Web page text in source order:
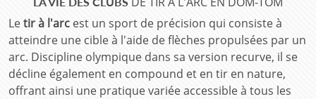
Letir à l'arc est un sport de précision qui consiste à
atteindre une cible à l'aide de flèches propulsées par un
arc. Discipline olympique dans sa version recurve, il se
décline également en compound et en tir en nature,
offrant ainsi une pratique variée accessible à tous les